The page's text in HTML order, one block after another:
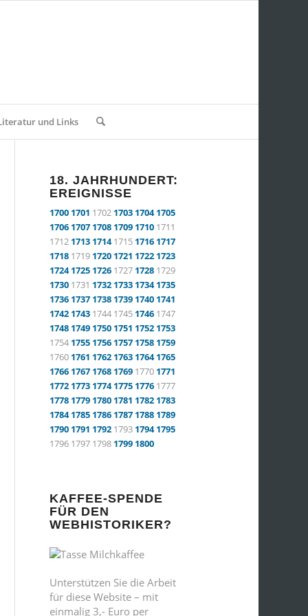
und Links
18. JAHRHUNDERT:
EREIGNISSE
1700 1701 1702 1703 1704 1705
1706 1707 1708 1709 1710 1711
1712 1713 17141715 1716 1717
1718 1719 1720 1721 1722 1723
1724 1725 1726 1727 1728 1729
1730 1731 1732 1733 1734 1735
1736 1737 1738 1739 1740 1741
1742 1743 1744 1745 1746 1747
1748 1749 1750 1751 1752 1753
1754 1755 1756 1757 1758 1759
1760 1761 1762 1763 1764 1765
1766 1767 1768 1769 1770 1771
1772 1773 1774 1775 1776 1777
1778 1779 1780 1781 1782 1783
1784 1785 1786 1787 1788 1789
1790 1791 1792 1793 1794 1795
1796 1797 1798 1799 1800
KAFFEE-SPENDE
FÜR DEN
WEBHISTORIKER?
Unterstützen Sie die Arbeit
für diese Website – mit
einmalig 3,- Euro per